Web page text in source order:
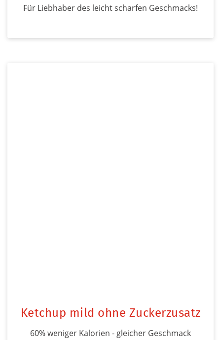
Für Liebhaber des leicht scharfen Geschmacks!
Ketchup mild ohne Zuckerzusatz
60% weniger Kalorien - gleicher Geschmack